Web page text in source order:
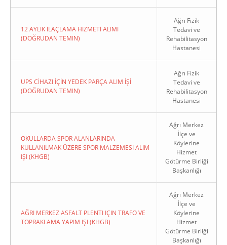
12 AYLIK İLAÇLAMA HİZMETİ ALIMI
(DOĞRUDAN TEMIN)
Ağrı Fizik
Tedavi ve
Rehabilitasyon
Hastanesi
UPS CİHAZI İÇİN YEDEK PARÇA ALIM İŞİ
(DOĞRUDAN TEMIN)
Ağrı Fizik
Tedavi ve
Rehabilitasyon
Hastanesi
OKULLARDA SPOR ALANLARINDA
KULLANILMAK ÜZERE SPOR MALZEMESI ALIM
IŞI (KHGB)
Ağrı Merkez
İlçe ve
Köylerine
Hizmet
Götürme Birliği
Başkanlığı
AĞRI MERKEZ ASFALT PLENTI IÇIN TRAFO VE
TOPRAKLAMA YAPIM IŞI (KHGB)
Ağrı Merkez
İlçe ve
Köylerine
Hizmet
Götürme Birliği
Başkanlığı